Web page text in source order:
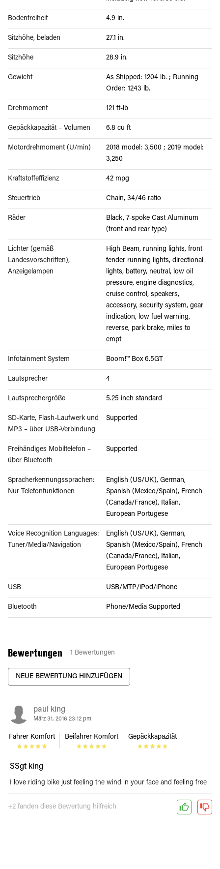
Bodenfreiheit 4.9 in.
Sitzhöhe, beladen 27.1 in.
Sitzhöhe 28.9 in.
Gewicht
As Shipped: 1204 lb. ; Running
Order: 1243 lb.
Drehmoment 121 ft-lb
Gepäckkapazität – Volumen 6.8 cu ft
Motordrehmoment (U/min)
2018 model: 3,500 ; 2019 model:
3,250
Kraftstoffeffizienz 42 mpg
Steuertrieb Chain, 34/46 ratio
Räder
Black, 7-spoke Cast Aluminum
(front and rear type)
Lichter (gemäß
Landesvorschriften),
Anzeigelampen
High Beam, running lights, front
fender running lights, directional
lights, battery, neutral, low oil
pressure, engine diagnostics,
cruise control, speakers,
accessory, security system, gear
indication, low fuel warning,
reverse, park brake, miles to
empt
Infotainment System Boom!™ Box 6.5GT
Lautsprecher 4
Lautsprechergröße 5.25 inch standard
SD-Karte, Flash-Laufwerk und
MP3 – über USB-Verbindung
Supported
Freihändiges Mobiltelefon –
über Bluetooth
Supported
Spracherkennungssprachen:
Nur Telefonfunktionen
English (US/UK), German,
Spanish (Mexico/Spain), French
(Canada/France), Italian,
European Portugese
Voice Recognition Languages:
Tuner/Media/Navigation
English (US/UK), German,
Spanish (Mexico/Spain), French
(Canada/France), Italian,
European Portugese
USB USB/MTP/iPod/iPhone
Bluetooth Phone/Media Supported
Bewertungen 1 Bewertungen
NEUE BEWERTUNG HINZUFÜGEN
paul king
März 31, 2016 23:12 pm
Fahrer Komfort Beifahrer Komfort Gepäckkapazität
SSgt king
I love riding bike just feeling the wind in your face and feeling free
+2 fanden diese Bewertung hilfreich